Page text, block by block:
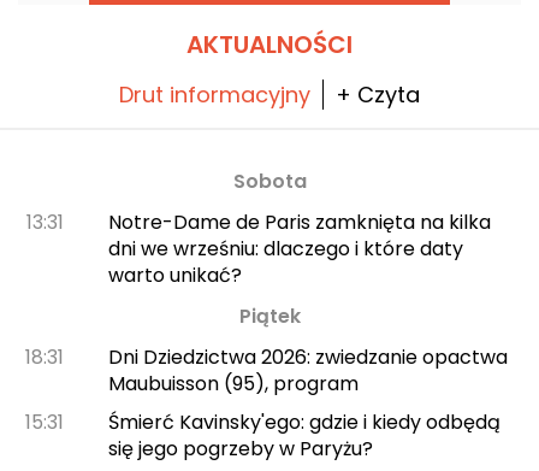
AKTUALNOŚCI
Drut informacyjny + Czyta
Sobota
13:31
Notre-Dame de Paris zamknięta na kilka
dni we wrześniu: dlaczego i które daty
warto unikać?
Piątek
18:31
Dni Dziedzictwa 2026: zwiedzanie opactwa
Maubuisson (95), program
15:31
Śmierć Kavinsky'ego: gdzie i kiedy odbędą
się jego pogrzeby w Paryżu?